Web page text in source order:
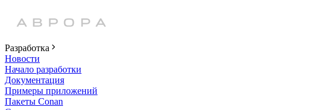
Разработка
Новости
Начало разработки
Документация
Примеры приложений
Пакеты Conan